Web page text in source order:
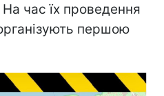
На час їх проведення
першою